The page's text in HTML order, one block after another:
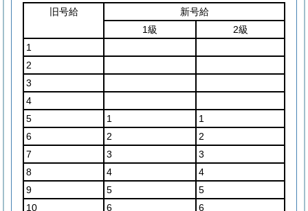
旧号給
新号給
1級
2級
1
2
3
4
5
1
1
6
2
2
7
3
3
8
4
4
9
5
5
10
6 6